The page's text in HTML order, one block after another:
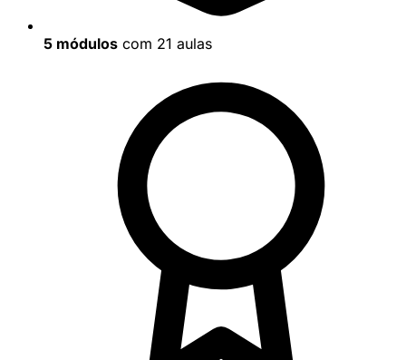
5 módulos com 21 aulas